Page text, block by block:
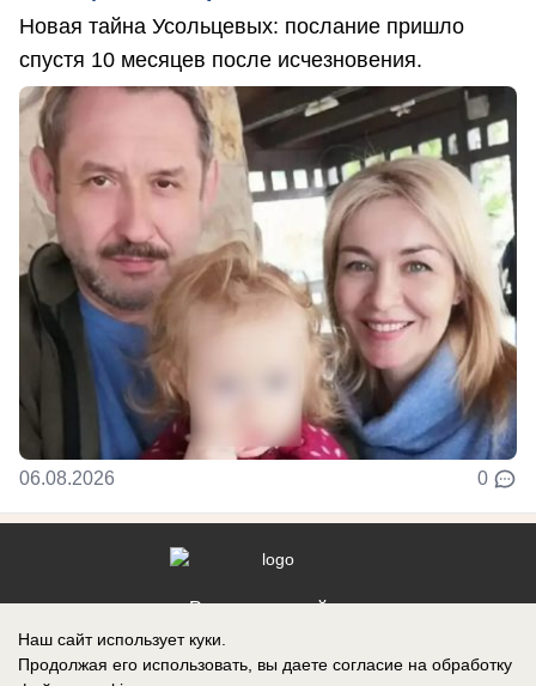
Новая тайна Усольцевых: послание пришло
спустя 10 месяцев после исчезновения.
06.08.2026 0
Реклама на сайте
Наш сайт использует куки.
Продолжая его использовать, вы даете согласие на обработку